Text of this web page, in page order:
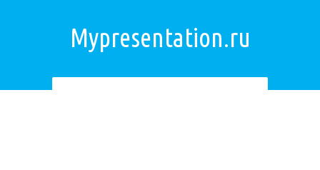
Mypresentation.ru